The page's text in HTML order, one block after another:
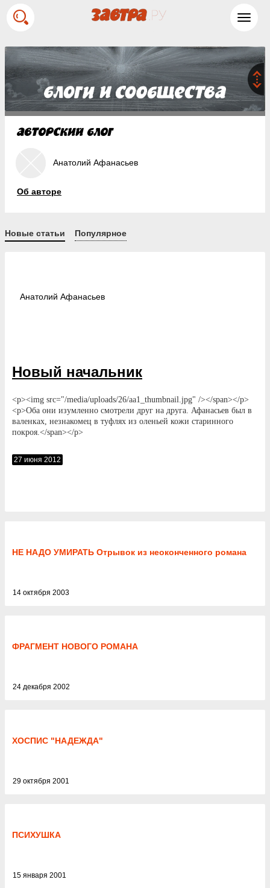
Анатолий Афанасьев
Об авторе
Новые статьи Популярное
Анатолий Афанасьев
Новый начальник
<p><img src="/media/uploads/26/aa1_thumbnail.jpg" /></span></p>
<p>Оба они изумленно смотрели друг на друга. Афанасьев был в
валенках, незнакомец в туфлях из оленьей кожи старинного
покроя.</span></p>
27 июня 2012
НЕ НАДО УМИРАТЬ Отрывок из неоконченного романа
14 октября 2003
ФРАГМЕНТ НОВОГО РОМАНА
24 декабря 2002
ХОСПИС "НАДЕЖДА"
29 октября 2001
ПСИХУШКА
15 января 2001